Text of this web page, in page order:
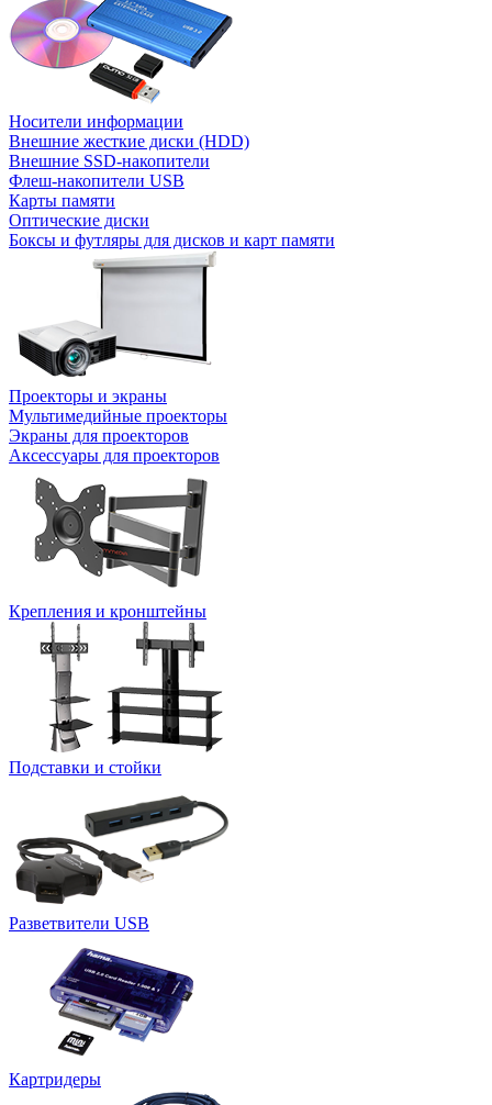
Носители информации
Внешние жесткие диски (HDD)
Внешние SSD-накопители
Флеш-накопители USB
Карты памяти
Оптические диски
Боксы и футляры для дисков и карт памяти
Проекторы и экраны
Мультимедийные проекторы
Экраны для проекторов
Аксессуары для проекторов
Крепления и кронштейны
Подставки и стойки
Разветвители USB
Картридеры